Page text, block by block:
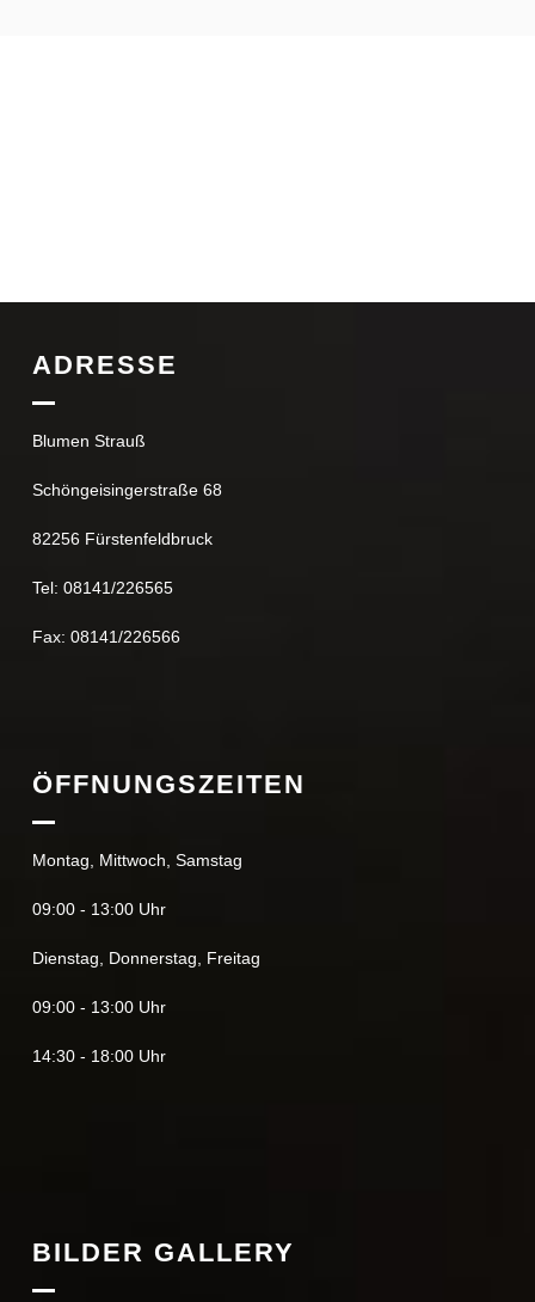
ADRESSE
Blumen Strauß
Schöngeisingerstraße 68
82256 Fürstenfeldbruck
Tel: 08141/226565
Fax: 08141/226566
ÖFFNUNGSZEITEN
Montag, Mittwoch, Samstag
09:00 - 13:00 Uhr
Dienstag, Donnerstag, Freitag
09:00 - 13:00 Uhr
14:30 - 18:00 Uhr
BILDER GALLERY